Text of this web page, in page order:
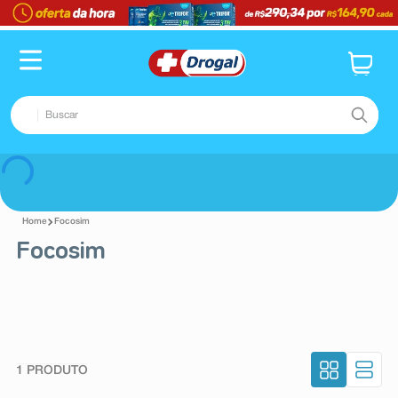
Buscar
TERMOS MAIS BUSCADOS
pampers confort sec max
3º dipirona
Focosim
Focosim
1 PRODUTO